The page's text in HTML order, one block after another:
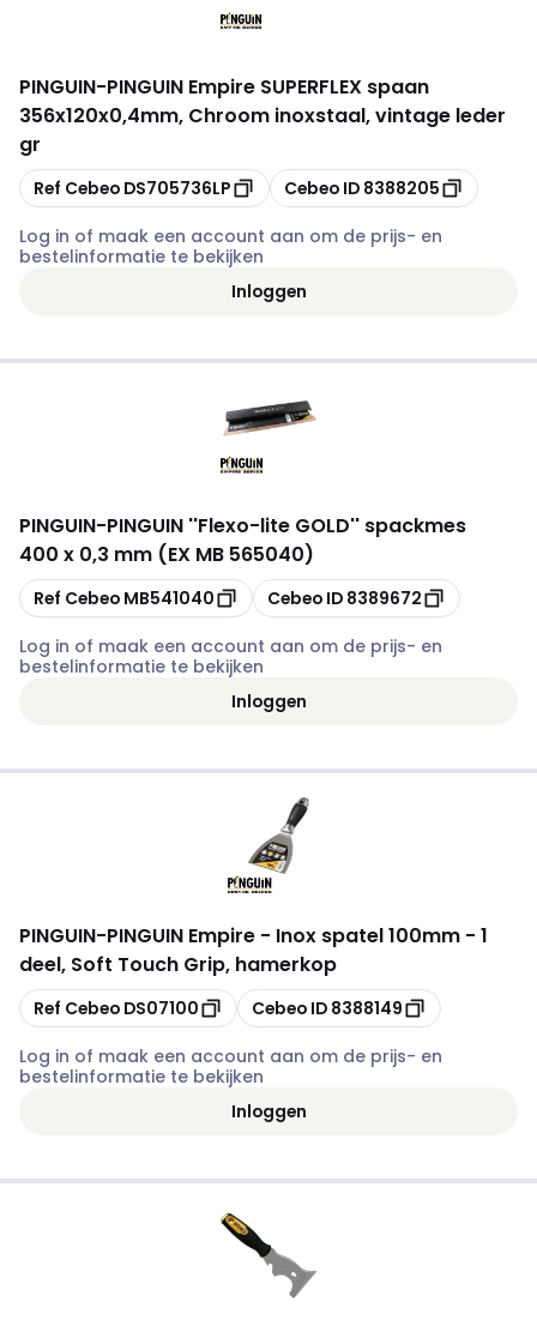
PINGUIN-PINGUIN Empire SUPERFLEX spaan
356x120x0,4mm, Chroom inoxstaal, vintage leder
gr
Kopiëren
Ref Cebeo DS705736LP Kopiëren
Cebeo ID 8388205
Log in of maak een account aan om de prijs- en
bestelinformatie te bekijken
Inloggen
PINGUIN-PINGUIN ''Flexo-lite GOLD'' spackmes
400 x 0,3 mm (EX MB 565040)
Kopiëren
Ref Cebeo MB541040 Kopiëren
Cebeo ID 8389672
Log in of maak een account aan om de prijs- en
bestelinformatie te bekijken
Inloggen
PINGUIN-PINGUIN Empire - Inox spatel 100mm - 1
deel, Soft Touch Grip, hamerkop
Kopiëren
Ref Cebeo DS07100 Kopiëren
Cebeo ID 8388149
Log in of maak een account aan om de prijs- en
bestelinformatie te bekijken
Inloggen